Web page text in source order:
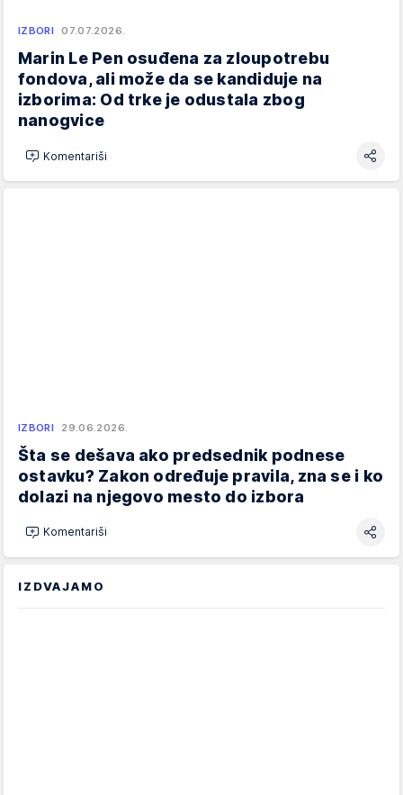
IZBORI 07.07.2026.
Marin Le Pen osuđena za zloupotrebu
fondova, ali može da se kandiduje na
izborima: Od trke je odustala zbog
nanogvice
Komentariši
IZBORI 29.06.2026.
Šta se dešava ako predsednik podnese
ostavku? Zakon određuje pravila, zna se i ko
dolazi na njegovo mesto do izbora
Komentariši
IZDVAJAMO